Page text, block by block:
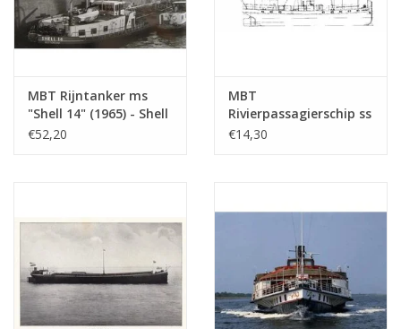
MBT Rijntanker ms
"Shell 14" (1965) - Shell
Verkoop Mij. -
€52,20
MBT
Rivierpassagierschip ss
"Concordia" (1878) -
€14,30